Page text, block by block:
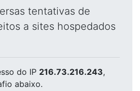
tentativas de
a sites hospedados
do IP 216.73.216.243,
abaixo.